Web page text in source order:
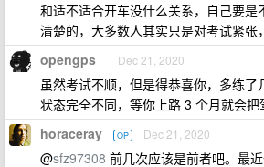
和适不适合开车没什么关系，自己要是
清楚的，大多数人其实只是对考试紧张
opengps Dec 21, 2020
虽然考试不顺，但是得恭喜你，多练
状态完全不同，等你上路 3 个月就会
horaceray OP Dec 21, 2020
@sfz97308 前几次应该是前者吧。最